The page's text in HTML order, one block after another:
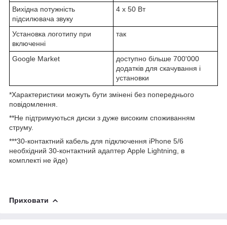
Вихідна потужність
підсилювача звуку
4 х 50 Вт
Установка логотипу при
включенні
так
Google Market
доступно більше 700'000
додатків для скачування і
установки
*Характеристики можуть бути змінені без попереднього
повідомлення.
**Не підтримуються диски з дуже високим споживанням
струму.
***30-контактний кабель для підключення iPhone 5/6
необхідний 30-контактний адаптер Apple Lightning, в
комплекті не йде)
Приховати